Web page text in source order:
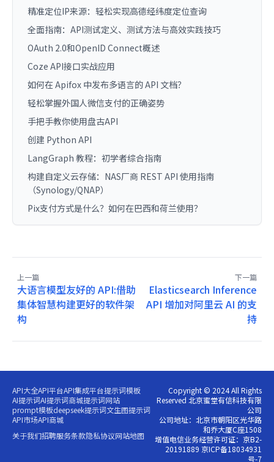
精准定位IP来源：轻松实现高德经纬度定位查询
全面指南：API测试定义、测试方法与高效实践技巧
OAuth 2.0和OpenID Connect概述
Coze API接口实战应用
如何在 Apifox 中发布多语言的 API 文档？
轻松掌握外国人微信支付的正确姿势
手把手教你使用盘古API
创建 Python API
LangGraph 教程：初学者综合指南
构建自定义云存储：NAS厂商 REST API 使用指南
（Synology/QNAP）
Pix支付方式是什么？如何在巴西和荷兰使用？
上一篇
大语言模型友好的 API:借助
集体智慧构建更好的软件架
构
下一篇
Elasticsearch Inference
API 增加对阿里云 AI 的支
持
API大全API平台API集成平台提示词模板
AI提示词AI提示词商城提示词网站
prompt模板deepseek提示词文生图提示词
API市场API商城
关于我们招聘服务条款隐私协议网站地图
Copyright © 2024 All Rights
Reserved 北京蜜堂有信科技有限
公司
公司地址：北京市朝阳区光华路
和乔大厦C座1508
增值电信业务经营许可证：京B2-
20191889 京ICP备18034931
号-7